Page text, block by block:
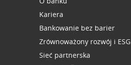
Kariera
Bankowanie bez barier
Zrównoważony rozwój i ESG
Sieć partnerska